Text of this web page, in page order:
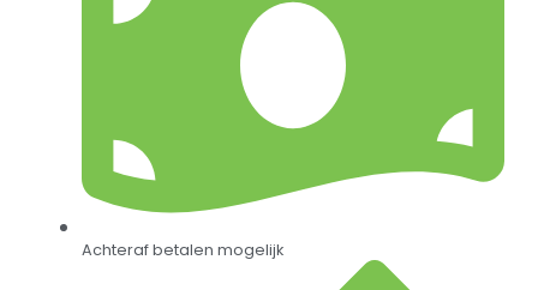
Achteraf betalen mogelijk